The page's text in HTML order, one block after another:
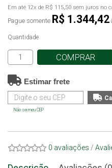
Em até 12x de R$ 115,50 sem juros no
Pague somente R$ 1.344,42
Quantidade
COMPRAR
Estimar frete
Não sei meu CEP
0 avaliações /